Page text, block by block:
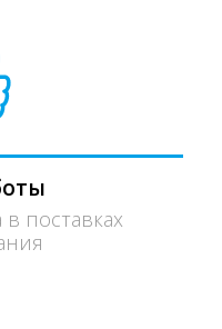
поставках